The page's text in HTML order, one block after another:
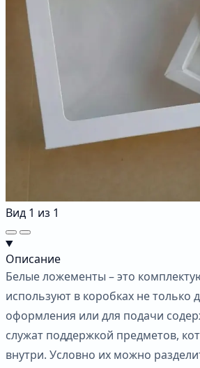
Вид 1 из 1
Описание
Белые ложементы – это
используют в коробках не только
оформления или для подачи
служат поддержкой предметов,
внутри. Условно их можно